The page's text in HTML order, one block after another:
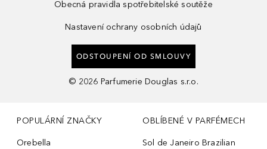
Obecná pravidla spotřebitelské soutěže
Nastavení ochrany osobních údajů
ODSTOUPENÍ OD SMLOUVY
© 2026 Parfumerie Douglas s.r.o.
POPULÁRNÍ ZNAČKY
Orebella
OBLÍBENÉ V PARFÉMECH
Sol de Janeiro Brazilian